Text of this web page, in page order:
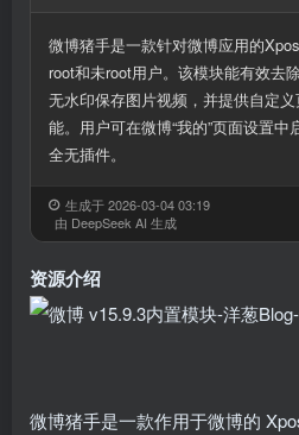
微博猪手是一款针对微博应用的
root和未root用户。该模块能有效去
无水印保存图片视频，并提供自定
能。用户可在微博“我的”页面设置
全无插件。
生成于 2026-03-04 03:19
由 DeepSeek AI 生成
资源介绍
微博猪手是一款作用于微博的